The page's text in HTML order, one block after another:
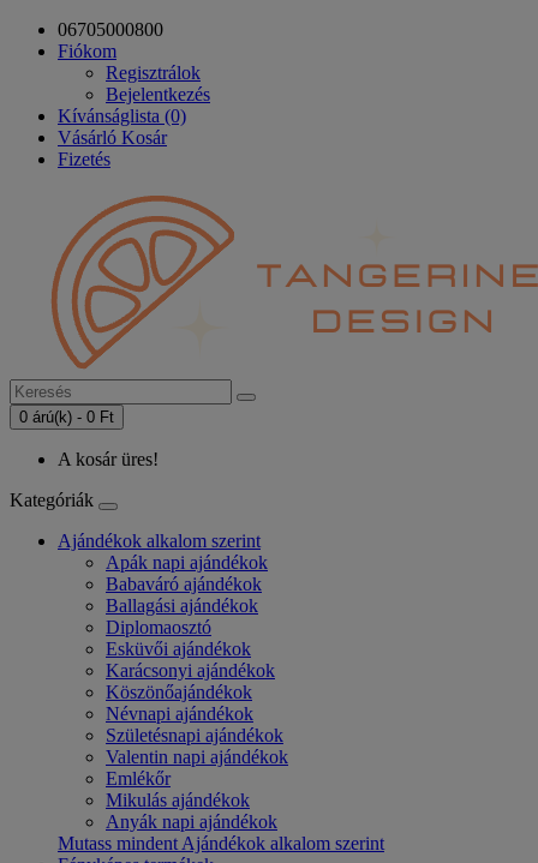
06705000800
Fiókom
Regisztrálok
Bejelentkezés
Kívánságlista (0)
Vásárló Kosár
Fizetés
0 árú(k) - 0 Ft
A kosár üres!
Kategóriák
Ajándékok alkalom szerint
Apák napi ajándékok
Babaváró ajándékok
Ballagási ajándékok
Diplomaosztó
Esküvői ajándékok
Karácsonyi ajándékok
Köszönőajándékok
Névnapi ajándékok
Születésnapi ajándékok
Valentin napi ajándékok
Emlékőr
Mikulás ajándékok
Anyák napi ajándékok
Mutass mindent Ajándékok alkalom szerint